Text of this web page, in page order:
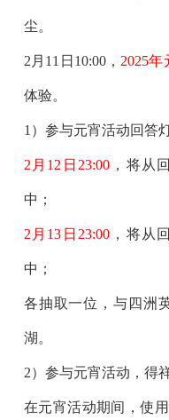
尘。
2月11日10:00， 2025
体验。
1）参与元宵活动回答
2月12日23:00，将从
中；
2月13日23:00，将从
中；
各抽取一位，与 四洲
湖。
2）参与元宵活动，得
在元宵活动期间，使